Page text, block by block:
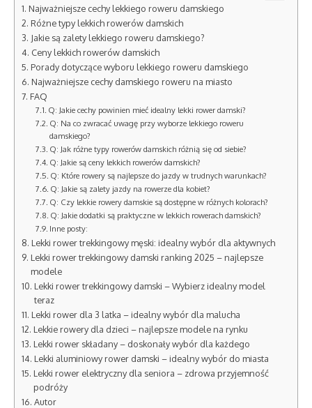
Najważniejsze cechy lekkiego roweru damskiego
Różne typy lekkich rowerów damskich
Jakie są zalety lekkiego roweru damskiego?
Ceny lekkich rowerów damskich
Porady dotyczące wyboru lekkiego roweru damskiego
Najważniejsze cechy damskiego roweru na miasto
FAQ
Q: Jakie cechy powinien mieć idealny lekki rower damski?
Q: Na co zwracać uwagę przy wyborze lekkiego roweru
damskiego?
Q: Jak różne typy rowerów damskich różnią się od siebie?
Q: Jakie są ceny lekkich rowerów damskich?
Q: Które rowery są najlepsze do jazdy w trudnych warunkach?
Q: Jakie są zalety jazdy na rowerze dla kobiet?
Q: Czy lekkie rowery damskie są dostępne w różnych kolorach?
Q: Jakie dodatki są praktyczne w lekkich rowerach damskich?
Inne posty:
Lekki rower trekkingowy męski: idealny wybór dla aktywnych
Lekki rower trekkingowy damski ranking 2025 – najlepsze
modele
Lekki rower trekkingowy damski – Wybierz idealny model
teraz
Lekki rower dla 3 latka – idealny wybór dla malucha
Lekkie rowery dla dzieci – najlepsze modele na rynku
Lekki rower składany – doskonały wybór dla każdego
Lekki aluminiowy rower damski – idealny wybór do miasta
Lekki rower elektryczny dla seniora – zdrowa przyjemność
podróży
Autor